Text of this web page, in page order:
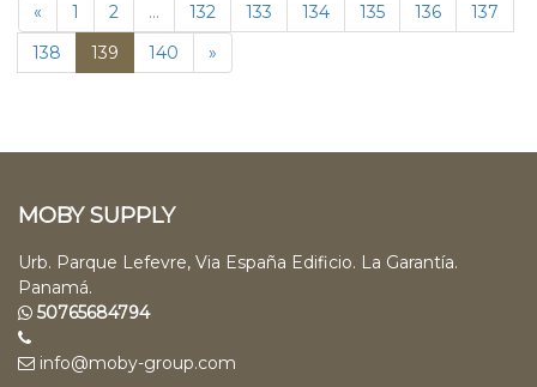
« 1 2 ... 132 133 134 135 136
137
138
139 140 »
MOBY SUPPLY
Urb. Parque Lefevre, Via España Edificio. La Garantía.
Panamá.
50765684794
info@moby-group.com